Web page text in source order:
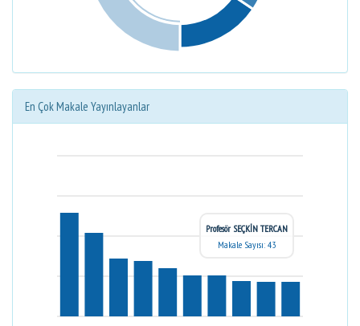
En Çok Makale Yayınlayanlar
Profesör SEÇKİN TERCAN
Makale Sayısı: 43